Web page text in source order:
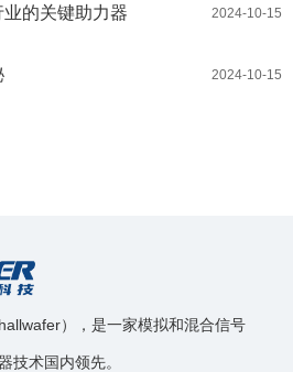
2024-10-15
的关键助力器
2024-10-15
），是一家模拟和混合信号
技术国内领先。